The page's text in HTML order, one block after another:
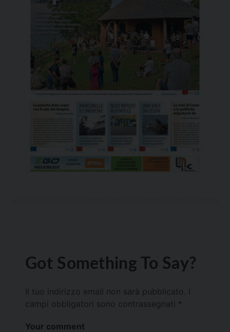
Got Something To Say?
Il tuo indirizzo email non sarà pubblicato.
campi obbligatori sono contrassegnati *
Your comment